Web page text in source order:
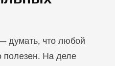
думать, что любой
полезен. На деле